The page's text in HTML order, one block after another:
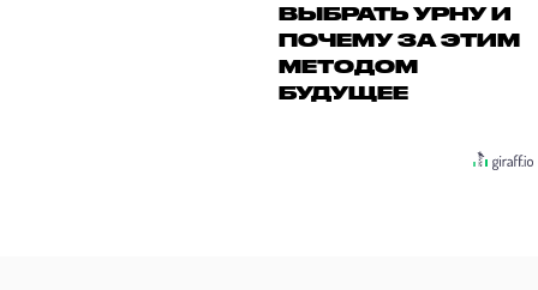
ВЫБРАТЬ УРНУ И
ПОЧЕМУ ЗА ЭТИМ
МЕТОДОМ
БУДУЩЕЕ